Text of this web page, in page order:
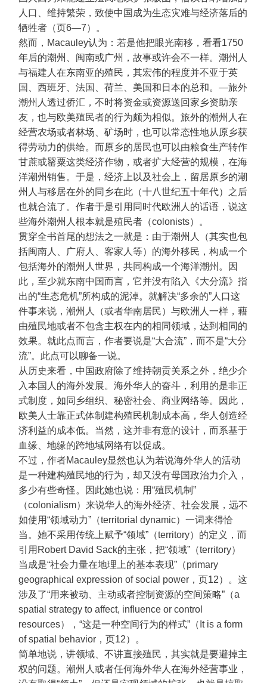
人口、维持繁荣，致使中国成为生态灾难与经济落后的
牺牲者（页6—7）。
然而，Macauley认为：若是他把眼光南移，看看1750
年后的潮州、闽南或广州，故事或许会不一样。潮州人
与福建人在东南亚的殖民，其宏伟的程度并不亚于英
国、西班牙、法国、荷兰、美国和日本的总和。—旅外
潮州人透过侨汇，不时将资金或资源送回家乡资助亲
友，也与欧美殖民者的行为颇为相似。旅外的潮州人在
经营农场或者林场、矿场时，也可以常态性地从原乡获
得劳动力的供给。而原乡的居民也可以由粮食生产转作
甘蔗或罂粟这类经济作物，或者扩大经营的规模，在海
洋潮州销售。于是，经济上以及社会上，留居原乡的潮
州人与移居在外的同乡在此（十八世纪五十年代）之后
也就合流了。作者于是引用同时代欧洲人的话语，说这
些海外潮州人根本就是殖民者（colonists）。
贯穿全书首尾的想法之一就是：由于潮州人（其实也包
括闽南人、广府人、客家人等）的海外移民，构成一个
包括海外的潮州人世界，共同构成一个海洋潮州。因
此，至少就东南中国而言，它并没有陷入《大分流》指
出的“生态危机”所构成的泥淖。就解决“多余的”人口这
件事来说，潮州人（或者华南居民）与欧洲人一样，藉
由殖民地或者不包含主权在内的相同领域，达到相同的
效果。就此点而言，作者要说是“大合流”，而不是“大分
流”。此点可以聊备一说。
从历史来看，中国政府除了维持朝贡关系之外，绝少介
入本国人的海外发展。海外华人的奋斗，利用的是非正
式制度，如同乡组织、秘密社会、商业网络等。因此，
欧美人士靠正式体制建构殖民机制成本高，华人创造经
济利益的成本低。当然，这并非有意的设计，而系基于
血缘、地缘的跨地域网络有以促成。
不过，作者Macauley显然也认为若说海外华人的活动
是一种建构殖民地的行为，却又没有母国政治力介入，
多少有些奇怪。因此她也说：用“殖民机制”
（colonialism）来说华人的海外经济、社会发展，远不
如使用“领域动力”（territorial dynamic）一词来得恰
当。她不采用传统上赋予“领域”（territory）的定义，而
引用Robert David Sack的主张，把“领域”（territory）
当成是“社会力量在地理上的基本表现”（primary
geographical expression of social power，页12）。这
涉及了“用来被动、主动或者控制资源的空间策略”（a
spatial strategy to affect, influence or control
resources），“这是一种空间行为的样式”（It is a form
of spatial behavior，页12）。
简单地说，讲领域、不讲直接殖民，其实就是要避掉主
权的问题。潮州人或者任何海外华人在海外经营事业，